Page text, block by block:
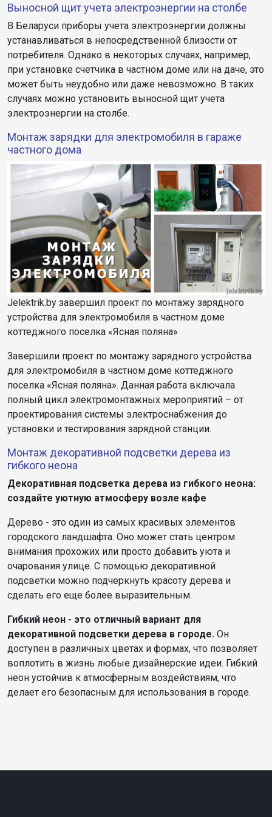
Выносной щит учета электроэнергии на столбе
В Беларуси приборы учета электроэнергии должны
устанавливаться в непосредственной близости от
потребителя. Однако в некоторых случаях, например,
при установке счетчика в частном доме или на даче, это
может быть неудобно или даже невозможно. В таких
случаях можно установить выносной щит учета
электроэнергии на столбе.
Монтаж зарядки для электромобиля в гараже
частного дома
Jelektrik.by завершил проект по монтажу зарядного
устройства для электромобиля в частном доме
коттеджного поселка «Ясная поляна»
Завершили проект по монтажу зарядного устройства
для электромобиля в частном доме коттеджного
поселка «Ясная поляна». Данная работа включала
полный цикл электромонтажных мероприятий – от
проектирования системы электроснабжения до
установки и тестирования зарядной станции.
Монтаж декоративной подсветки дерева из
гибкого неона
Декоративная подсветка дерева из гибкого неона:
создайте уютную атмосферу возле кафе
Дерево - это один из самых красивых элементов
городского ландшафта. Оно может стать центром
внимания прохожих или просто добавить уюта и
очарования улице. С помощью декоративной
подсветки можно подчеркнуть красоту дерева и
сделать его еще более выразительным.
Гибкий неон - это отличный вариант для
декоративной подсветки дерева в городе. Он
доступен в различных цветах и формах, что позволяет
воплотить в жизнь любые дизайнерские идеи. Гибкий
неон устойчив к атмосферным воздействиям, что
делает его безопасным для использования в городе.